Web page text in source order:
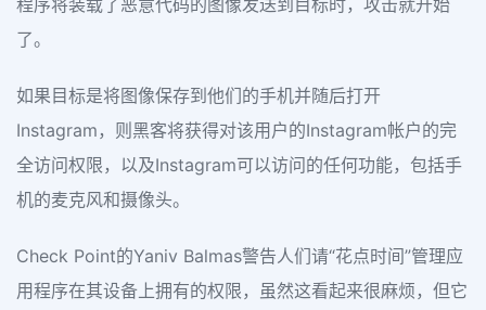
了。
如果目标是将图像保存到他们的手机并随后打开
Instagram，则黑客将获得对该用户的Instagram帐户的完
全访问权限，以及Instagram可以访问的任何功能，包括手
机的麦克风和摄像头。
Check Point的Yaniv Balmas警告人们请“花点时间”管理应
用程序在其设备上拥有的权限，虽然这看起来很麻烦，但它